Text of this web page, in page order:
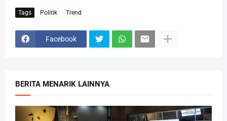
Tags Politik Trend
Facebook
BERITA MENARIK LAINNYA